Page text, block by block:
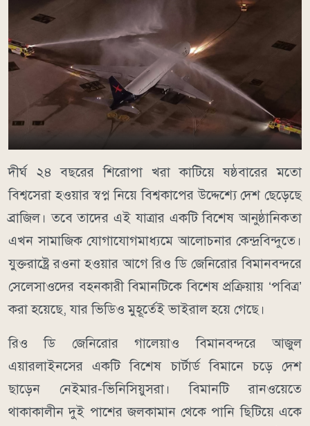
দীর্ঘ ২৪ বছরের শিরোপা খরা কাটিয়ে ষষ্ঠবারের মতো
বিশ্বসেরা হওয়ার স্বপ্ন নিয়ে বিশ্বকাপের উদ্দেশ্যে দেশ ছেড়েছে
ব্রাজিল। তবে তাদের এই যাত্রার একটি বিশেষ আনুষ্ঠানিকতা
এখন সামাজিক যোগাযোগমাধ্যমে আলোচনার কেন্দ্রবিন্দুতে।
যুক্তরাষ্ট্রে রওনা হওয়ার আগে রিও ডি জেনিরোর বিমানবন্দরে
সেলেসাওদের বহনকারী বিমানটিকে বিশেষ প্রক্রিয়ায় ‘পবিত্র’
করা হয়েছে, যার ভিডিও মুহূর্তেই ভাইরাল হয়ে গেছে।
রিও ডি জেনিরোর গালেয়াও বিমানবন্দরে আজুল
এয়ারলাইনসের একটি বিশেষ চার্টার্ড বিমানে চড়ে দেশ
ছাড়েন নেইমার-ভিনিসিয়ুসরা। বিমানটি রানওয়েতে
থাকাকালীন দুই পাশের জলকামান থেকে পানি ছিটিয়ে একে